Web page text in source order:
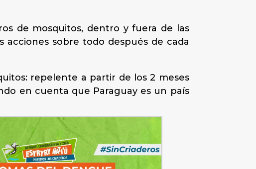
de mosquitos, dentro y fuera de las
acciones sobre todo después de cada
repelente a partir de los 2 meses
en cuenta que Paraguay es un país